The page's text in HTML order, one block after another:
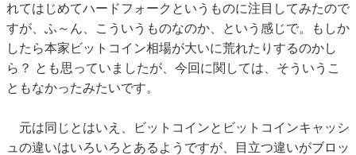
れてはじめてハードフォークというものに注目してみたので
すが、ふ～ん、こういうものなのか、という感じで。もしか
したら本家ビットコイン相場が大いに荒れたりするのかし
ら？ とも思っていましたが、今回に関しては、そういうこ
ともなかったみたいです。
元は同じとはいえ、ビットコインとビットコインキャッシ
ュの違いはいろいろとあるようですが、目立つ違いがブロッ